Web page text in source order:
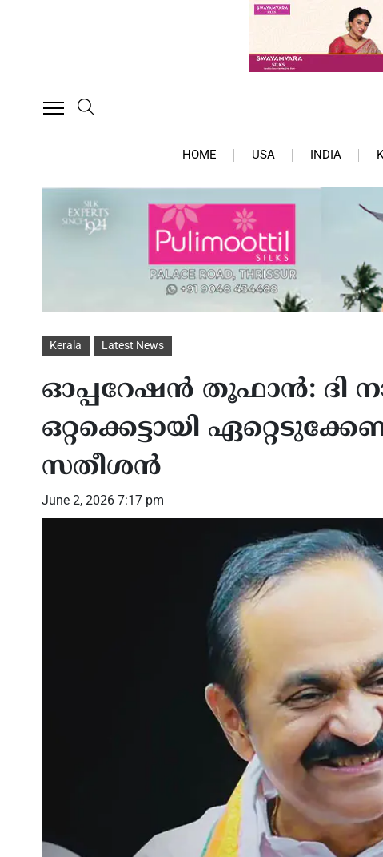
HOME USA INDIA
Kerala Latest News
ഓപ്പറേഷന്‍ തൂഫാന്‍: ദി
ഒറ്റക്കെട്ടായി
സതീശന്‍
June 2, 2026 7:17 pm